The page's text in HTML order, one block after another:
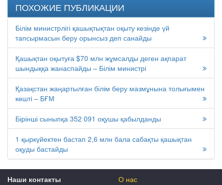
ПОХОЖИЕ ПУБЛИКАЦИИ
Білім министрлігі қашықтықтан оқыту кезінде үй
тапсырмасын беру орынсыз деп санайды
Қашықтан оқытуға $70 млн жұмсалды деген ақпарат
шындыққа жанаспайды – Білім министрі
Қазақстан жаңартылған білім беру мазмұнына толығымен
көшті – БҒМ
Бірінші сыныпқа 352 091 оқушы қабылданды
1 қыркүйектен бастап 2,6 млн бала сабақты қашықтан
оқуды бастайды
Наши контакты
О нас